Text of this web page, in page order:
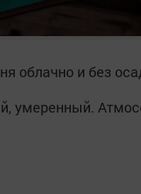
облачно и без
умеренный.